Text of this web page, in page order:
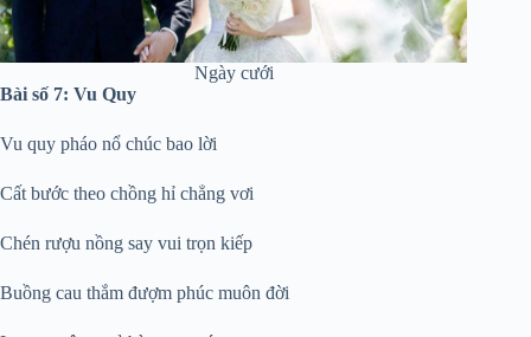
Ngày cưới
Bài số 7: Vu Quy
Vu quy pháo nổ chúc bao lời
Cất bước theo chồng hỉ chẳng vơi
Chén rượu nồng say vui trọn kiếp
Buồng cau thắm đượm phúc muôn đời